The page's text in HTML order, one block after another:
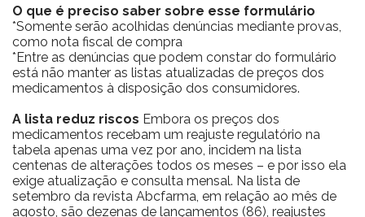
O que é preciso saber sobre esse formulário
*Somente serão acolhidas denúncias mediante provas,
como nota fiscal de compra
*Entre as denúncias que podem constar do formulário
está não manter as listas atualizadas de preços dos
medicamentos à disposição dos consumidores.
A lista reduz riscos Embora os preços dos
medicamentos recebam um reajuste regulatório na
tabela apenas uma vez por ano, incidem na lista
centenas de alterações todos os meses – e por isso ela
exige atualização e consulta mensal. Na lista de
setembro da revista Abcfarma, em relação ao mês de
agosto, são dezenas de lançamentos (86), reajustes